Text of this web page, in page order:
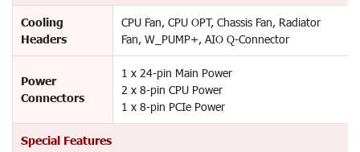
Cooling
Headers
CPU Fan, CPU OPT, Chassis Fan, Radiator
Fan, W_PUMP+, AIO Q-Connector
Power
Connectors
1 x 24-pin Main Power
2 x 8-pin CPU Power
1 x 8-pin PCIe Power
Special Features